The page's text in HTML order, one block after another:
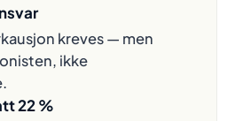
kreves — men
ikke
22 %